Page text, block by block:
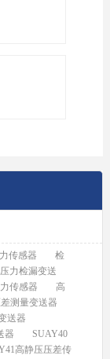
传感器
检
压力检漏变送
传感器
高
测量变送器
送器
器
SUAY40
高静压压差传